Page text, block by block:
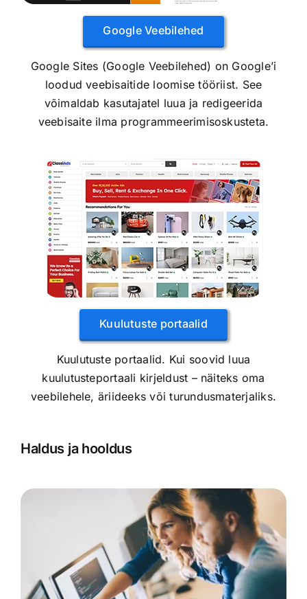
Google Veebilehed
Google Sites (Google Veebilehed) on Google’i
loodud veebisaitide loomise tööriist. See
võimaldab kasutajatel luua ja redigeerida
veebisaite ilma programmeerimisoskusteta.
Kuulutuste portaalid
Kuulutuste portaalid. Kui soovid luua
kuulutusteportaali kirjeldust – näiteks oma
veebilehele, äriideeks või turundusmaterjaliks.
Haldus ja hooldus